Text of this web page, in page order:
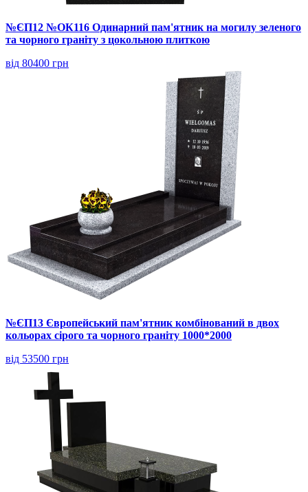
№ЄП12 №ОК116 Одинарний пам'ятник на могилу зеленого
та чорного граніту з цокольною плиткою
від 80400 грн
№ЄП13 Європейський пам'ятник комбінований в двох
кольорах сірого та чорного граніту 1000*2000
від 53500 грн